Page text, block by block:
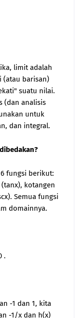
limit adalah
(atau barisan)
suatu nilai.
(dan analisis
untuk
dan integral.
fungsi berikut:
kotangen
Semua fungsi
domainnya.
.
-1 dan 1, kita
-1/x dan h(x)